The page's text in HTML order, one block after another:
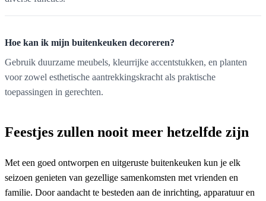
Hoe kan ik mijn buitenkeuken decoreren?
Gebruik duurzame meubels, kleurrijke accentstukken, en planten
voor zowel esthetische aantrekkingskracht als praktische
toepassingen in gerechten.
Feestjes zullen nooit meer hetzelfde zijn
Met een goed ontworpen en uitgeruste buitenkeuken kun je elk
seizoen genieten van gezellige samenkomsten met vrienden en
familie. Door aandacht te besteden aan de inrichting, apparatuur en